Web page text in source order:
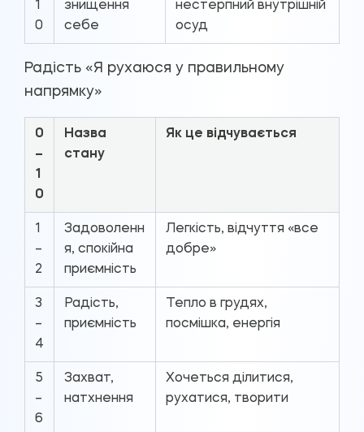
1
0
знищення
себе
нестерпний внутрішній
осуд
Радість «Я рухаюся у правильному
напрямку»
0
–
1
0
Назва
стану
Як це відчувається
1
–
2
Задоволенн
я, спокійна
приємність
Легкість, відчуття «все
добре»
3
–
4
Радість,
приємність
Тепло в грудях,
посмішка, енергія
5
–
6
Захват,
натхнення
Хочеться ділитися,
рухатися, творити